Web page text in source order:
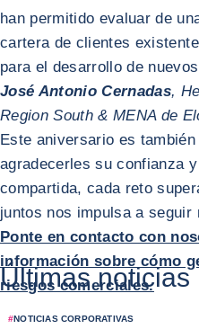
han permitido evaluar de
cartera de clientes
para el desarrollo de
José Antonio Cernadas,
Region South & MENA de
Este aniversario es
agradecerles su confianza
compartida, cada reto
juntos nos impulsa a seguir
Ponte en contacto con
información sobre cómo
riesgos comerciales.
Últimas noticias
#NOTICIAS CORPORATIVAS